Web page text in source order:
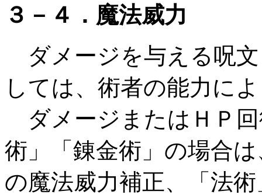
３－４．魔法威力
ダメージを与える呪
しては、術者の能力に
ダメージまたはＨＰ
術」「錬金術」の場合
の魔法威力補正、「法